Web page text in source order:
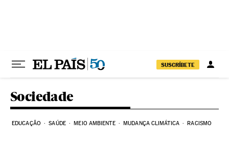
SUSCRÍBETE
Sociedade
EDUCAÇÃO SAÚDE MEIO AMBIENTE MUDANÇA CLIMÁTICA RACISMO